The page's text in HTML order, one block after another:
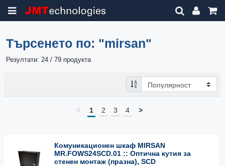
Търсенето по: "mirsan"
Резултати: 24 / 79 продукта
< 1 2 3 4 >
Комуникационен шкаф MIRSAN
MR.FOWS24SCD.01 :: Оптична кутия за
стенен монтаж (празна), SCD